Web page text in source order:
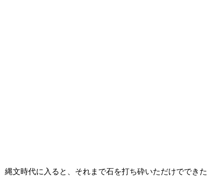
縄文時代に入ると、それまで石を打ち砕いただけでできた